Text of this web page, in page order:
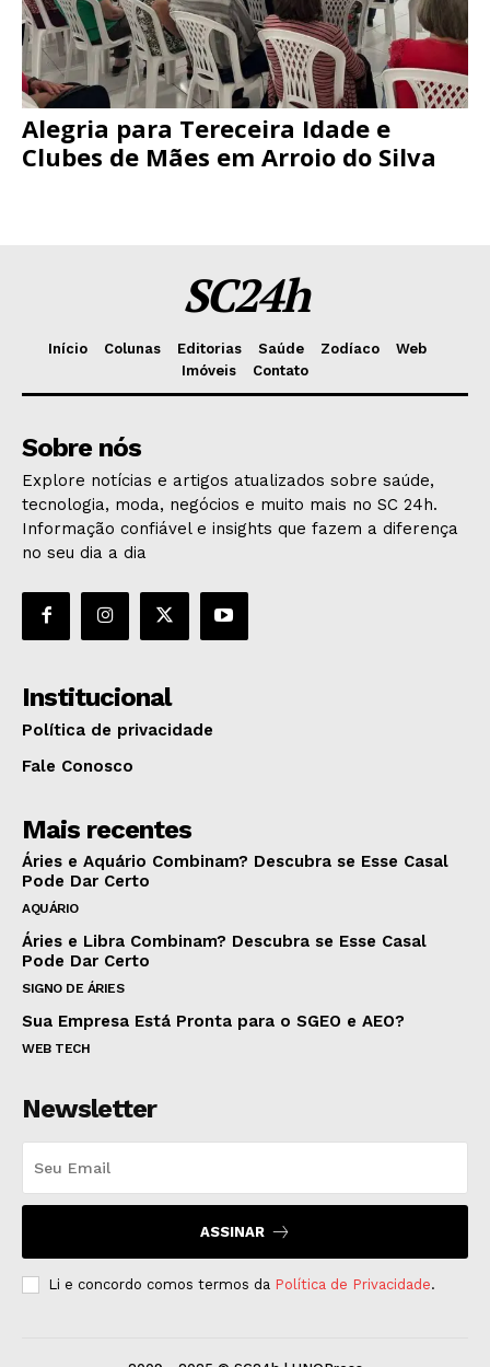
Alegria para Tereceira Idade e
Clubes de Mães em Arroio do Silva
SC24h
Início Colunas Editorias Saúde Zodíaco
Web
Imóveis
Contato
Sobre nós
Explore notícias e artigos atualizados sobre saúde,
tecnologia, moda, negócios e muito mais no SC 24h.
Informação confiável e insights que fazem a diferença
no seu dia a dia
Institucional
Política de privacidade
Fale Conosco
Mais recentes
Áries e Aquário Combinam? Descubra se Esse Casal
Pode Dar Certo
AQUÁRIO
Áries e Libra Combinam? Descubra se Esse Casal
Pode Dar Certo
SIGNO DE ÁRIES
Sua Empresa Está Pronta para o SGEO e AEO?
WEB TECH
Newsletter
ASSINAR
Li e concordo comos termos da Política de Privacidade.